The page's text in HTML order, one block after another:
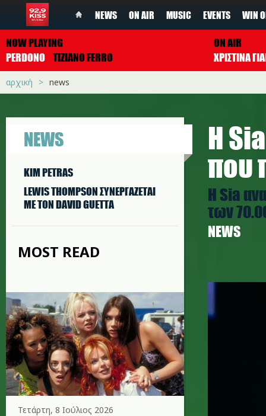
NEWS ON AIR MUSIC EVENTS WIN
NOW PLAYING
PERDONO TIZIANO FERRO
ON AIR
ΧΡΙΣΤΙΝΑ
αρχική news
NEWS
KIM PETRAS
LEWIS THOMPSON ΣΥΝΕΡΓAΖΕΤΑΙ
ΜΕ ΤΟΝ DAVID GUETTA
MOST READ
Τετάρτη, 8 Ιούλιος 2026
H
που
H Sia
των
NEWS
sia-